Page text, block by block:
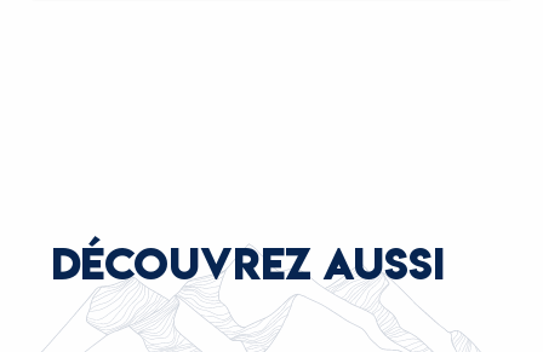
DÉCOUVREZ AUSSI